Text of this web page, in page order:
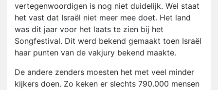
vertegenwoordigen is nog niet duidelijk. Wel staat
het vast dat Israël niet meer mee doet. Het land
was dit jaar voor het laats te zien bij het
Songfestival. Dit werd bekend gemaakt toen Israël
haar punten van de vakjury bekend maakte.
De andere zenders moesten het met veel minder
kijkers doen. Zo keken er slechts 790.000 mensen